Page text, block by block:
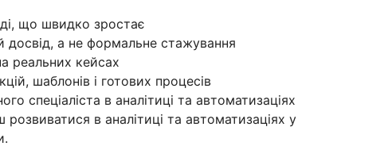
що швидко зростає
досвід, а не формальне стажування
реальних кейсах
шаблонів і готових процесів
спеціаліста в аналітиці та автоматизаціях
в аналітиці та автоматизаціях у